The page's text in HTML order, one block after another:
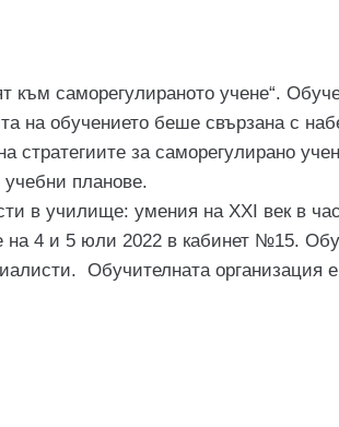
саморегулираното учене“.
на обучението беше свързана с
стратегиите за саморегулирано
планове.
в училище: умения на ХХI век в
4 и 5 юли 2022 в кабинет №15.
Обучителната организация